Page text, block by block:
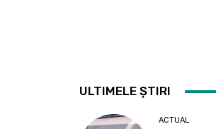
ULTIMELE ȘTIRI
ACTUAL